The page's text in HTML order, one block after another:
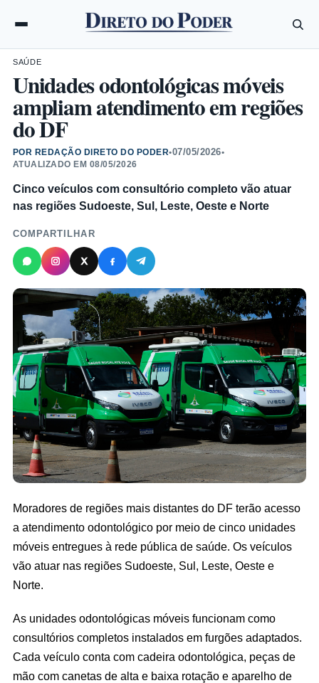
SAÚDE
Unidades odontológicas móveis
ampliam atendimento em regiões
do DF
POR REDAÇÃO DIRETO DO PODER•07/05/2026•
ATUALIZADO EM 08/05/2026
Cinco veículos com consultório completo vão atuar
nas regiões Sudoeste, Sul, Leste, Oeste e Norte
COMPARTILHAR
Moradores de regiões mais distantes do DF terão acesso
a atendimento odontológico por meio de cinco unidades
móveis entregues à rede pública de saúde. Os veículos
vão atuar nas regiões Sudoeste, Sul, Leste, Oeste e
Norte.
As unidades odontológicas móveis funcionam como
consultórios completos instalados em furgões adaptados.
Cada veículo conta com cadeira odontológica, peças de
mão com canetas de alta e baixa rotação e aparelho de